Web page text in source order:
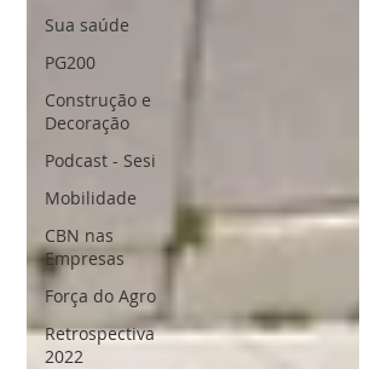
Sua saúde
PG200
Construção e
Decoração
Podcast - Sesi
Mobilidade
CBN nas
Empresas
Força do Agro
Retrospectiva
2022